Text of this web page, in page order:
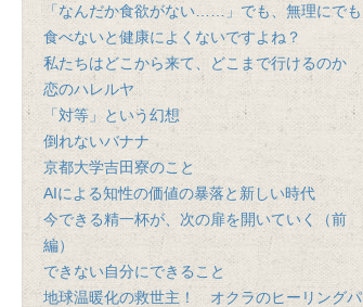
「なんだか食欲がない……」でも、無理にでも
食べないと健康によくないですよね？
私たちはどこから来て、どこまで行けるのか
恋のハレルヤ
「対等」という幻想
倒れないバナナ
京都大学吉田寮のこと
AIによる知性の価値の暴落と新しい時代
今できる精一杯が、次の扉を開いていく（前
編）
できない自分にできること
地球温暖化の救世主！ オクラのヒーリングパ